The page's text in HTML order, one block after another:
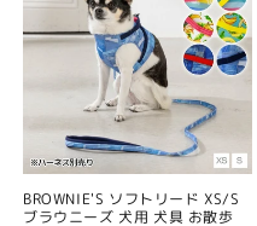
BROWNIE'S ソフトリード XS/S
ブラウニーズ 犬用 犬具 お散歩